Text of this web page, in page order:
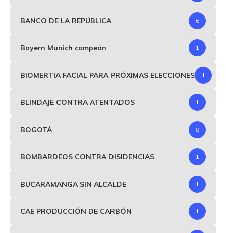
BANCO DE LA REPÚBLICA 6
Bayern Munich campeón 1
BIOMERTIA FACIAL PARA PRÓXIMAS ELECCIONES 1
BLINDAJE CONTRA ATENTADOS 1
BOGOTÁ 8
BOMBARDEOS CONTRA DISIDENCIAS 1
BUCARAMANGA SIN ALCALDE 1
CAE PRODUCCIÓN DE CARBÓN 1